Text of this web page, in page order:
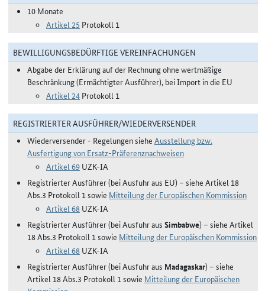
10 Monate
Artikel 25 Protokoll 1
BEWILLIGUNGSBEDÜRFTIGE VEREINFACHUNGEN
Abgabe der Erklärung auf der Rechnung ohne wertmäßige
Beschränkung (Ermächtigter Ausführer), bei Import in die EU
Artikel 24 Protokoll 1
REGISTRIERTER AUSFÜHRER/WIEDERVERSENDER
Wiederversender - Regelungen siehe Ausstellung bzw.
Ausfertigung von Ersatz-Präferenznachweisen
Artikel 69 UZK-IA
Registrierter Ausführer (bei Ausfuhr aus EU) – siehe Artikel 18
Abs.3 Protokoll 1 sowie Mitteilung der Europäischen Kommission
Artikel 68 UZK-IA
Registrierter Ausführer (bei Ausfuhr aus Simbabwe) – siehe Artikel
18 Abs.3 Protokoll 1 sowie Mitteilung der Europäischen Kommission
Artikel 68 UZK-IA
Registrierter Ausführer (bei Ausfuhr aus Madagaskar) – siehe
Artikel 18 Abs.3 Protokoll 1 sowie Mitteilung der Europäischen